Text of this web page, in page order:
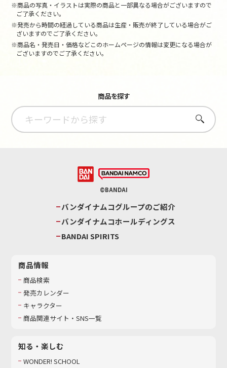
※商品の写真・イラストは実際の商品と一部異なる場合がございますので
ご了承ください。
※発売から時間の経過している商品は生産・販売が終了している場合がご
ざいますのでご了承ください。
※商品名・発売日・価格などこのホームページの情報は変更になる場合が
ございますのでご了承ください。
商品を探す
さがす
©BANDAI
バンダイナムコグループのご紹介
バンダイナムコホールディングス
BANDAI SPIRITS
商品情報
商品検索
発売カレンダー
キャラクター
商品関連サイト・SNS一覧
知る・楽しむ
WONDER! SCHOOL